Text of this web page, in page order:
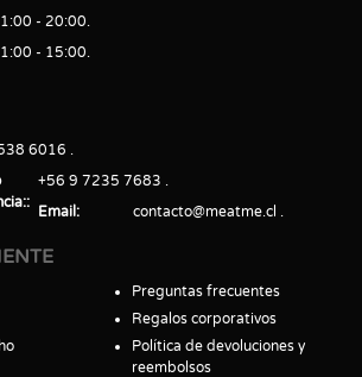
- 20:00
- 15:00
6016
+56 9 7235 7683
Email
contacto@meatme.cl
Preguntas frecuentes
Regalos corporativos
Política de devoluciones y
reembolsos